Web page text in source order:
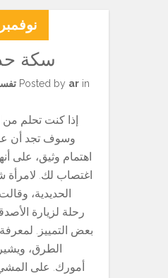
سكة
Posted by arin
إذا كنت تحلم من
وسوف تجد أن
اهتمام وثيق، على
اغتصاب لك. لامرأة
الحديدية،
رحلة لزيارة
بعض التمييز.
الطرق،
أمورك. على المشي